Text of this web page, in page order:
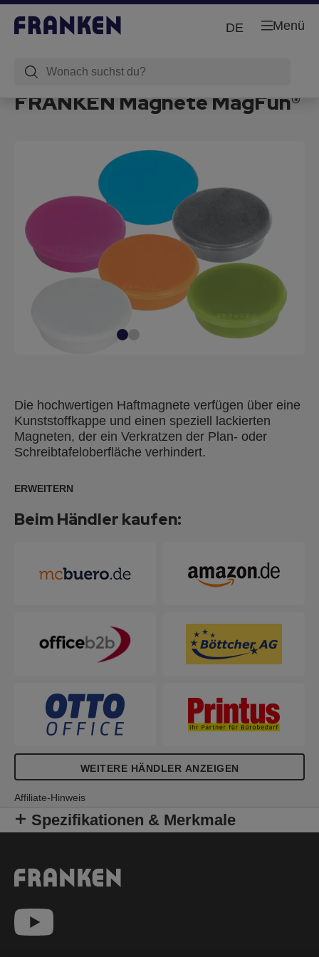
Menü
DE
FRANKEN Magnete MagFun®
Die hochwertigen Haftmagnete verfügen über eine
Kunststoffkappe und einen speziell lackierten
Magneten, der ein Verkratzen der Plan- oder
Schreibtafeloberfläche verhindert.
ERWEITERN
Beim Händler kaufen:
WEITERE HÄNDLER ANZEIGEN
Affiliate-Hinweis
Spezifikationen & Merkmale